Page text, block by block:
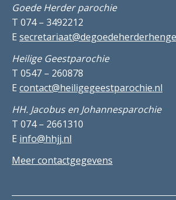
Goede Herder parochie
T 074 – 3492212
E
Heilige Geestparochie
T 0547 – 260878
E contact@heiligegeestparochie.nl
HH. Jacobus en Johannesparochie
T 074 – 2661310
E info@hhjj.nl
Meer contactgegevens